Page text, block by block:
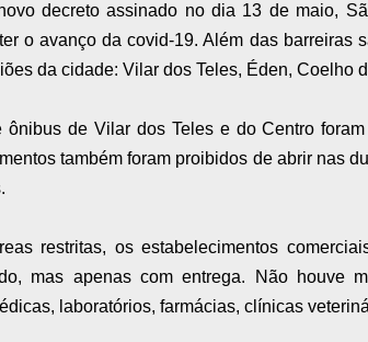
decreto assinado no dia 13 de maio,
o avanço da covid-19. Além das barreiras
da cidade: Vilar dos Teles, Éden, Coelho
ônibus de Vilar dos Teles e do Centro
também foram proibidos de abrir nas
restritas, os estabelecimentos
mas apenas com entrega. Não houve
laboratórios, farmácias, clínicas